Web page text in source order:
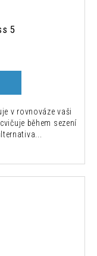
5
v rovnováze vaši
během sezení